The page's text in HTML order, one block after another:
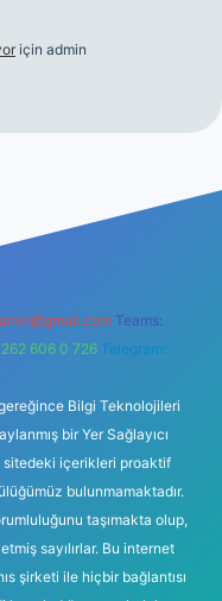
için admin
Teams:
606 0 726 Telegram:
Bilgi Teknolojileri
bir Yer Sağlayıcı
sitedeki içerikleri proaktif
bulunmamaktadır.
taşımakta olup,
sayılırlar. Bu internet
şirketi ile hiçbir bağlantısı